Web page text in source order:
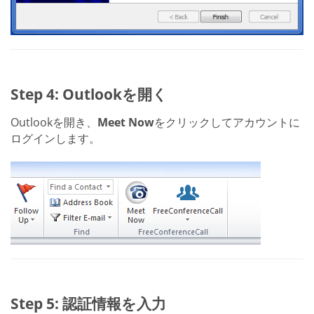
Step 4: Outlookを開く
Outlookを開き、 Meet Nowをクリックしてアカウントに
ログインします。
Step 5: 認証情報を入力